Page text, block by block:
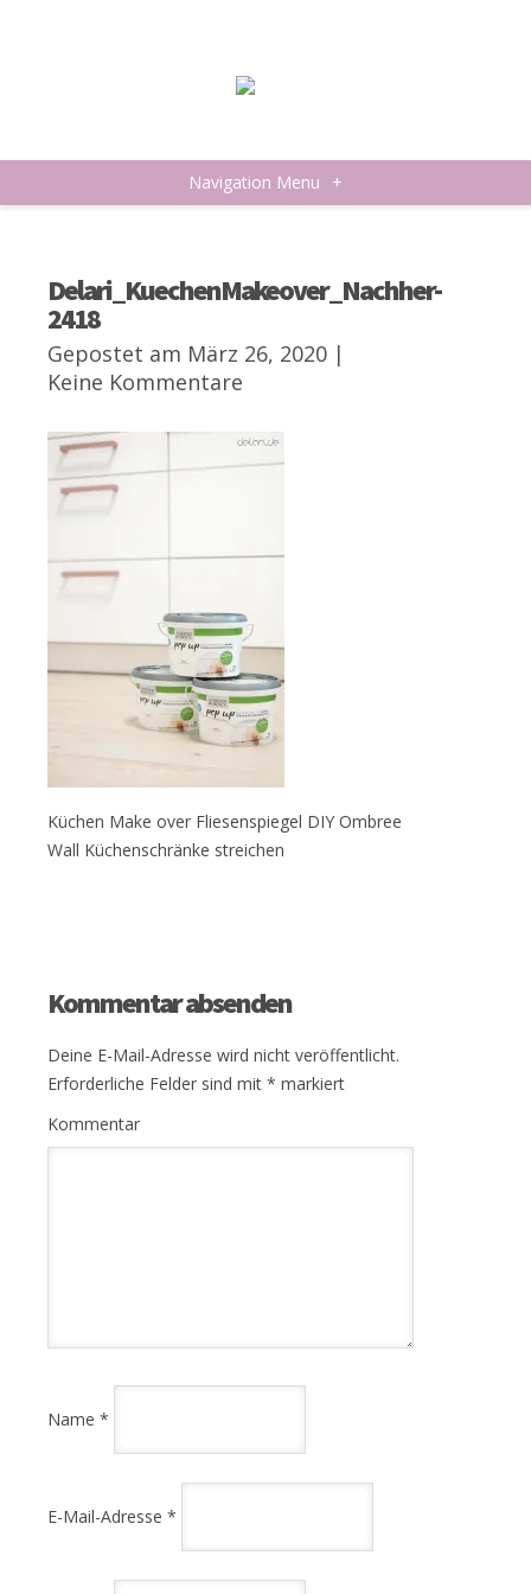
Navigation Menu +
Delari_KuechenMakeover_Nachher-
2418
Gepostet am März 26, 2020 |
Keine Kommentare
Küchen Make over Fliesenspiegel DIY Ombree
Wall Küchenschränke streichen
Kommentar absenden
Deine E-Mail-Adresse wird nicht veröffentlicht.
Erforderliche Felder sind mit * markiert
Kommentar
Name *
E-Mail-Adresse *